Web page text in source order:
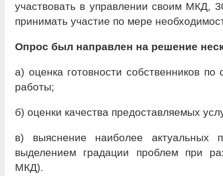
участвовать в управлении своим МКД,
принимать участие по мере
Опрос был направлен на решение
а) оценка готовности собственников
работы;
б) оценки качества предоставляемых
в) выяснение наиболее
выделением градации проблем при
МКД).